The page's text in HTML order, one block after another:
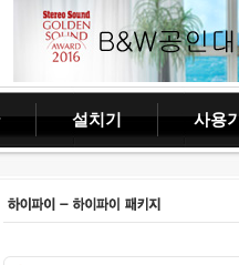
설치기 사용